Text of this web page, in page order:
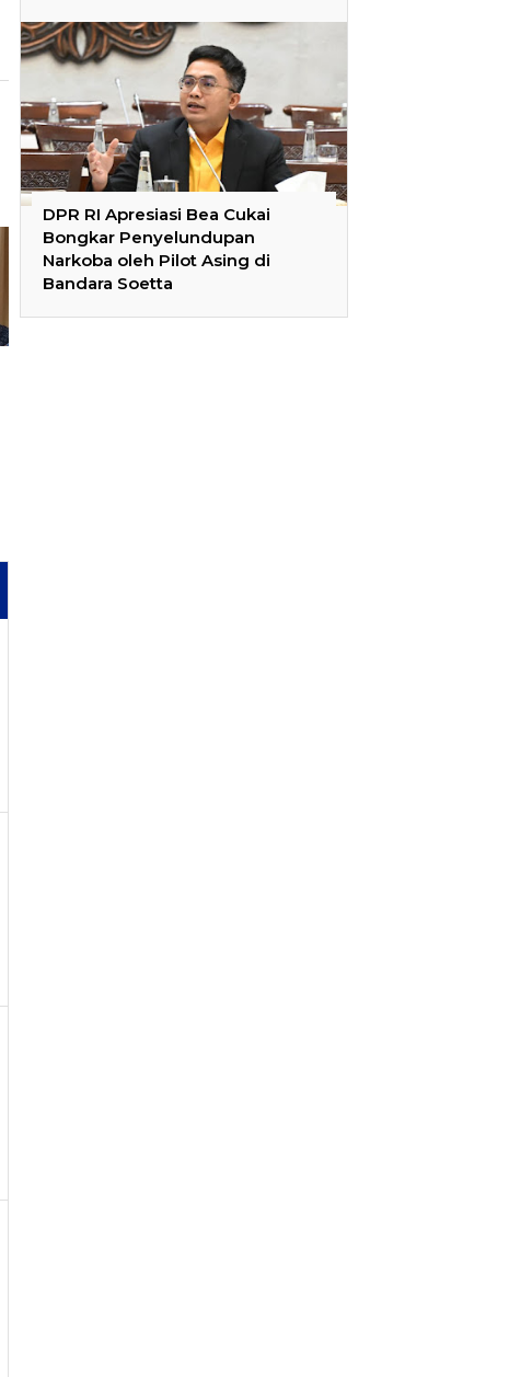
DPR RI Apresiasi Bea Cukai
Bongkar Penyelundupan
Narkoba oleh Pilot Asing di
Bandara Soetta